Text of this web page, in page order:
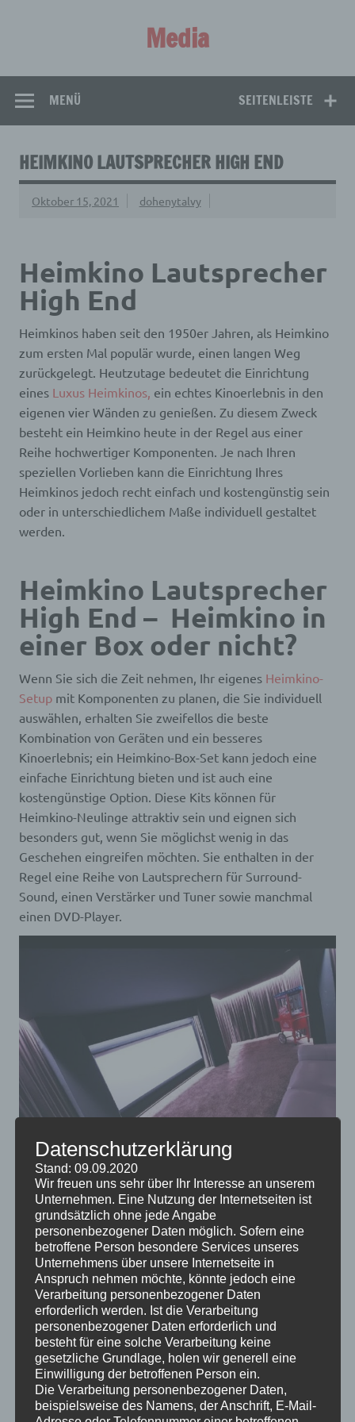
Media
SEITENLEISTE
MENÜ
HEIMKINO LAUTSPRECHER HIGH END
Oktober 15, 2021 dohenytalvy
Heimkino Lautsprecher
High End
Heimkinos haben seit den 1950er Jahren, als Heimkino
zum ersten Mal populär wurde, einen langen Weg
zurückgelegt. Heutzutage bedeutet die Einrichtung
eines Luxus Heimkinos, ein echtes Kinoerlebnis in den
eigenen vier Wänden zu genießen. Zu diesem Zweck
besteht ein Heimkino heute in der Regel aus einer
Reihe hochwertiger Komponenten. Je nach Ihren
speziellen Vorlieben kann die Einrichtung Ihres
Heimkinos jedoch recht einfach und kostengünstig sein
oder in unterschiedlichem Maße individuell gestaltet
werden.
Heimkino Lautsprecher
High End – Heimkino in
einer Box oder nicht?
Wenn Sie sich die Zeit nehmen, Ihr eigenes Heimkino-
Setup mit Komponenten zu planen, die Sie individuell
auswählen, erhalten Sie zweifellos die beste
Kombination von Geräten und ein besseres
Kinoerlebnis; ein Heimkino-Box-Set kann jedoch eine
einfache Einrichtung bieten und ist auch eine
kostengünstige Option. Diese Kits können für
Heimkino-Neulinge attraktiv sein und eignen sich
besonders gut, wenn Sie möglichst wenig in das
Geschehen eingreifen möchten. Sie enthalten in der
Regel eine Reihe von Lautsprechern für Surround-
Sound, einen Verstärker und Tuner sowie manchmal
einen DVD-Player.
Ein maßgeschneidertes Heimkino-Setup kann dagegen
einen hochauflösenden Fernseher mit einem 16×9-
Breitbildformat im Kinostil, ein hochauflösendes
Videoformat wie Blu-ray und einen Heimkino-Receiver
mit mehreren Surround-Sound-Lautsprechern
umfassen. Einige fortschrittlichere Heimkinosysteme
umfassen ein Projektionssystem mit einer
Kinoleinwand, auf die das Bild projiziert wird.
Unabhängig davon, wie viel Sie in die Ausrüstung für Ihr
Heimkino investieren, sollten Sie der Aufstellung Ihrer
Heimkino-Lautsprecher besondere Aufmerksamkeit
schenken. Nichts ist so wichtig wie die Platzierung der
Datenschutzerklärung
Stand: 09.09.2020
Wir freuen uns sehr über Ihr Interesse an unserem
Unternehmen. Eine Nutzung der Internetseiten ist
grundsätzlich ohne jede Angabe
personenbezogener Daten möglich. Sofern eine
betroffene Person besondere Services unseres
Unternehmens über unsere Internetseite in
Anspruch nehmen möchte, könnte jedoch eine
Verarbeitung personenbezogener Daten
erforderlich werden. Ist die Verarbeitung
personenbezogener Daten erforderlich und
besteht für eine solche Verarbeitung keine
gesetzliche Grundlage, holen wir generell eine
Einwilligung der betroffenen Person ein.
Die Verarbeitung personenbezogener Daten,
beispielsweise des Namens, der Anschrift, E-Mail-